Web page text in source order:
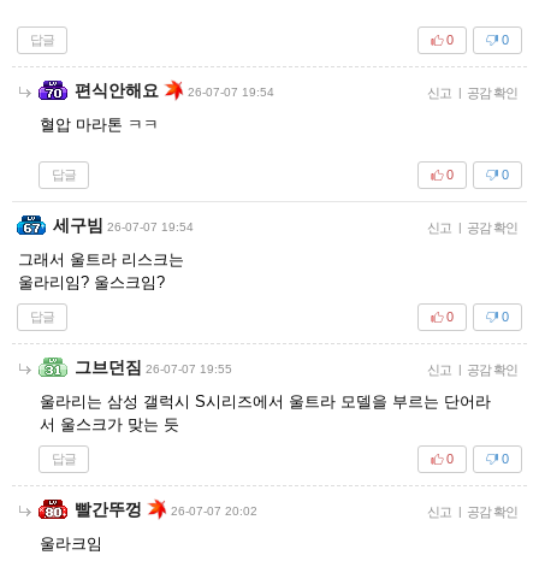
답글 0
0
편식안해요 26-07-07 19:54 신고 | 공감 확인
혈압 마라톤 ㅋㅋ
답글 0
0
세구빔 26-07-07 19:54 신고 | 공감 확인
그래서 울트라 리스크는
울라리임? 울스크임?
답글 0
0
그브던짐 26-07-07 19:55 신고 | 공감 확인
울라리는 삼성 갤럭시 S시리즈에서 울트라 모델을 부르는 단어라
서 울스크가 맞는 듯
답글 0
0
빨간뚜껑 26-07-07 20:02 신고 | 공감 확인
울라크임